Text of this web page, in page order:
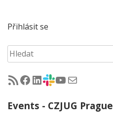
Přihlásit se
Hledat
RSS - články na jug.cz
Facebook skupina Czech Java User Group
LinkedIn skupina Czech Java User Group
CZJUG Slack fórum
CZJUG YouTube kanálCZJUG email
Events - CZJUG Prague